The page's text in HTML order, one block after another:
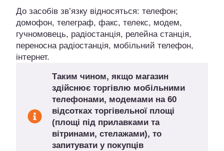
До засобів зв’язку відносяться: телефон;
домофон, телеграф, факс, телекс, модем,
гучномовець, радіостанція, релейна станція,
переносна радіостанція, мобільний телефон,
інтернет.
Таким чином, якщо магазин
здійснює торгівлю мобільними
телефонами, модемами на 60
відсотках торгівельної площі
(площі під прилавками та
вітринами, стелажами), то
запитувати у покупців